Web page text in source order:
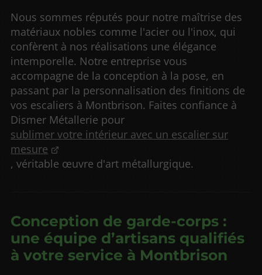
Nous sommes réputés pour notre maîtrise des
matériaux nobles comme l'acier ou l'inox, qui
confèrent à nos réalisations une élégance
intemporelle. Notre entreprise vous
accompagne de la conception à la pose, en
passant par la personnalisation des finitions de
vos escaliers à Montbrison. Faites confiance à
Dismer Métallerie pour
sublimer votre intérieur avec un escalier sur
mesure
, véritable œuvre d'art métallurgique.
Conception de garde-corps :
une équipe d’artisans qualifiés
à votre service à Montbrison